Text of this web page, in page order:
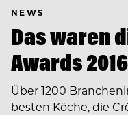
NEWS
Das waren
Awards 2016
Über 1200
besten Köche, die